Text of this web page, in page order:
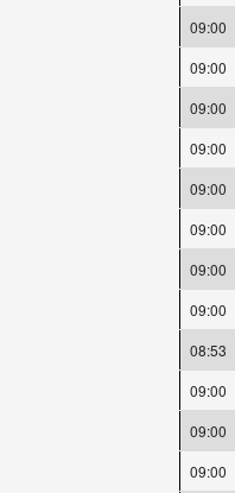
09:00
09:00
09:00
09:00
09:00
09:00
09:00
09:00
08:53
09:00
09:00
09:00